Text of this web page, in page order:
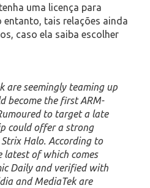
uma licença para
entanto, tais relações ainda
caso ela saiba escolher
are seemingly teaming up
become the first ARM-
to target a late
could offer a strong
Halo. According to
latest of which comes
Daily and verified with
and MediaTek are